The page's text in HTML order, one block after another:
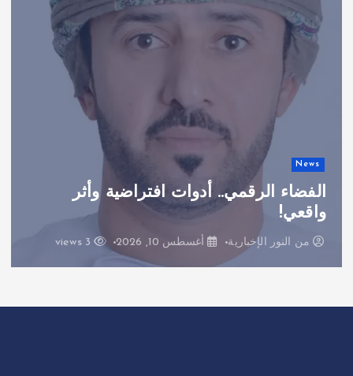
News
الفضاء الرقمي.. أدوات افتراضية وأثر
واقعي!
منالنور الإخبارية أغسطس 10, 2026